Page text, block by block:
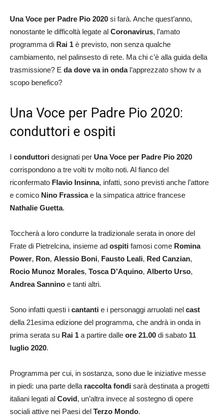
Una Voce per Padre Pio 2020 si farà. Anche quest’anno,
nonostante le difficoltà legate al Coronavirus, l’amato
programma di Rai 1 è previsto, non senza qualche
cambiamento, nel palinsesto di rete. Ma chi c’è alla guida della
trasmissione? E da dove va in ondal’apprezzato show tv a
scopo benefico?
Una Voce per Padre Pio 2020:
conduttori e ospiti
I conduttori designati per Una Voce per Padre Pio 2020
corrispondono a tre volti tv molto noti. Al fianco del
riconfermato Flavio Insinna, infatti, sono previsti anche l’attore
e comico Nino Frassicae la simpatica attrice francese
Nathalie Guetta.
Toccherà a loro condurre la tradizionale serata in onore del
Frate di Pietrelcina, insieme ad ospiti famosi come Romina
Power, Ron, Alessio Boni, Fausto Leali, Red Canzian,
Rocio Munoz Morales, Tosca D’Aquino, Alberto Urso,
Andrea Sannino e tanti altri.
Sono infatti questi i cantanti e i personaggi arruolati nel cast
della 21esima edizione del programma, che andrà in onda in
prima serata su Rai 1 a partire dalle ore 21.00 di sabato 11
luglio 2020.
Programma per cui, in sostanza, sono due le iniziative messe
in piedi: una parte della raccolta fondi sarà destinata a progetti
italiani legati al Covid, un’altra invece al sostegno di opere
sociali attive nei Paesi del Terzo Mondo.